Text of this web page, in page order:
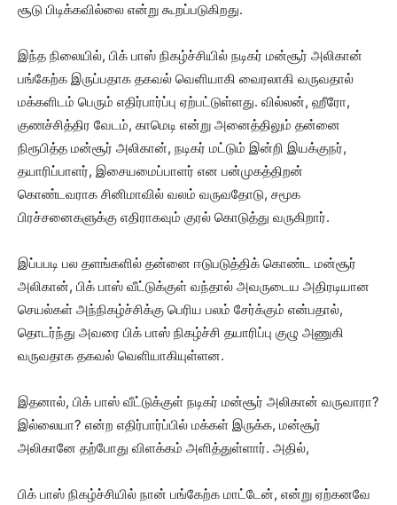
சூடு பிடிக்கவில்லை என்று கூறப்படுகிறது.
இந்த நிலையில், பிக் பாஸ் நிகழ்ச்சியில் நடிகர் மன்சூர் அலிகான்
பங்கேற்க இருப்பதாக தகவல் வெளியாகி வைரலாகி வருவதால்
மக்களிடம் பெரும் எதிர்பார்ப்பு ஏற்பட்டுள்ளது. வில்லன், ஹீரோ,
குணச்சித்திர வேடம், காமெடி என்று அனைத்திலும் தன்னை
நிரூபித்த மன்சூர் அலிகான், நடிகர் மட்டும் இன்றி இயக்குநர்,
தயாரிப்பாளர், இசையமைப்பாளர் என பன்முகத்திறன்
கொண்டவராக சினிமாவில் வலம் வருவதோடு, சமூக
பிரச்சனைகளுக்கு எதிராகவும் குரல் கொடுத்து வருகிறார்.
இப்பபடி பல தளங்களில் தன்னை ஈடுபடுத்திக் கொண்ட மன்சூர்
அலிகான், பிக் பாஸ் வீட்டுக்குள் வந்தால் அவருடைய அதிரடியான
செயல்கள் அந்நிகழ்ச்சிக்கு பெரிய பலம் சேர்க்கும் என்பதால்,
தொடர்ந்து அவரை பிக் பாஸ் நிகழ்ச்சி தயாரிப்பு குழு அணுகி
வருவதாக தகவல் வெளியாகியுள்ளன.
இதனால், பிக் பாஸ் வீட்டுக்குள் நடிகர் மன்சூர் அலிகான் வருவாரா?
இல்லையா? என்ற எதிர்பார்ப்பில் மக்கள் இருக்க, மன்சூர்
அலிகானே தற்போது விளக்கம் அளித்துள்ளார். அதில்,
பிக் பாஸ் நிகழ்ச்சியில் நான் பங்கேற்க மாட்டேன், என்று ஏற்கனவே